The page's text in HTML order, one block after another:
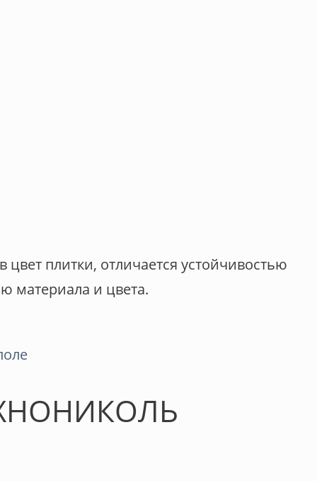
плитки, отличается устойчивостью
материала и цвета.